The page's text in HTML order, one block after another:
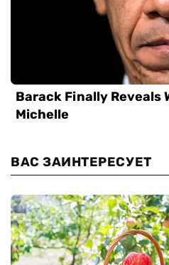
ВАС ЗАИНТЕРЕСУЕТ